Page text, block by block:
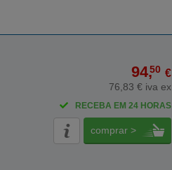
94,50 €
76,83 € iva ex
RECEBA EM 24 HORAS
comprar >